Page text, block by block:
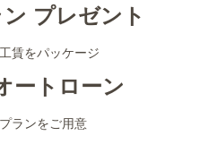
プレゼント
賃をパッケージ
ートローン
ランをご用意